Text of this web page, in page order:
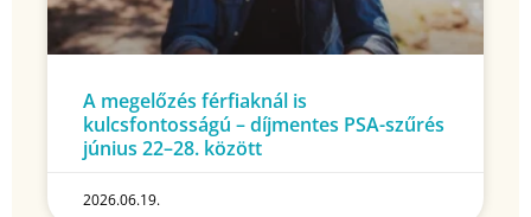
A megelőzés férfiaknál is
kulcsfontosságú – díjmentes PSA-szűrés
június 22–28. között
2026.06.19.